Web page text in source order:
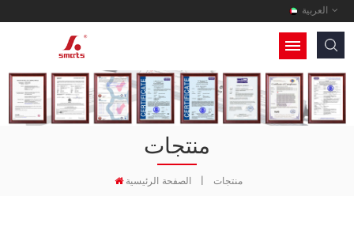
العربية
منتجات
الصفحة الرئيسية | منتجات